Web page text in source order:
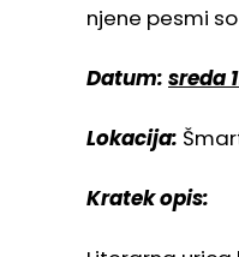
njene pesmi
Datum: sreda
Lokacija:
Kratek opis: